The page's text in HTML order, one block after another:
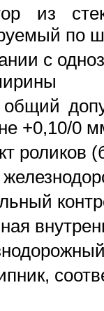
из
по
с
+0,10/0
роликов